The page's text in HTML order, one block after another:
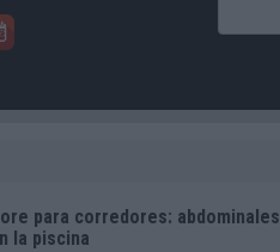
para corredores: abdominales
la piscina